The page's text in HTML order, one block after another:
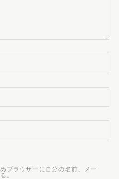
ブラウザーに自分の名前、メー
。